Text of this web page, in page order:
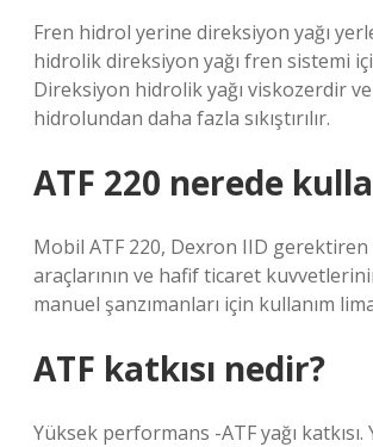
Fren hidrol yerine direksiyon yağı
hidrolik direksiyon yağı fren sistemi
Direksiyon hidrolik yağı viskozerdir
hidrolundan daha fazla sıkıştırılır.
ATF 220 nerede
Mobil ATF 220, Dexron IID gerektiren
araçlarının ve hafif ticaret
manuel şanzımanları için kullanım
ATF katkısı nedir?
Yüksek performans -ATF yağı katkısı.